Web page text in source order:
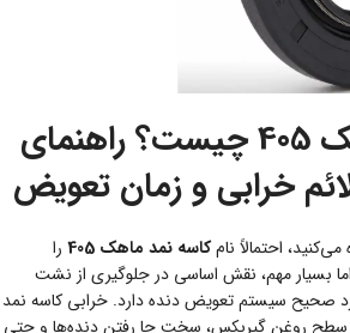
کاسه نمد ماهک 405 چیست؟ راهنمای
خرابی و زمان تعویض
می‌کنید، احتمالاً نامکاسه نمد ماهک 405
را
بسیار مهم، نقش اساسی در جلوگیری از نشت
صحیح سیستم تعویض دنده دارد. خرابی کاسه نمد
روغن گیربکس، سخت جا رفتن دنده‌ها و حتی